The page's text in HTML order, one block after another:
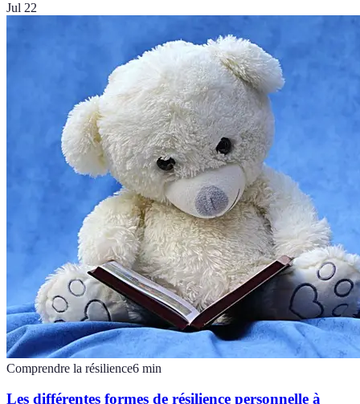
Jul 22
Comprendre la résilience6 min
Les différentes formes de résilience personnelle à